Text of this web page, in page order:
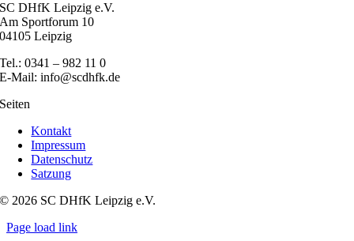
SC DHfK Leipzig e.V.
Am Sportforum 10
04105 Leipzig
Tel.: 0341 – 982 11 0
E-Mail: info@scdhfk.de
Seiten
Kontakt
Impressum
Datenschutz
Satzung
© 2026 SC DHfK Leipzig e.V.
Page load link